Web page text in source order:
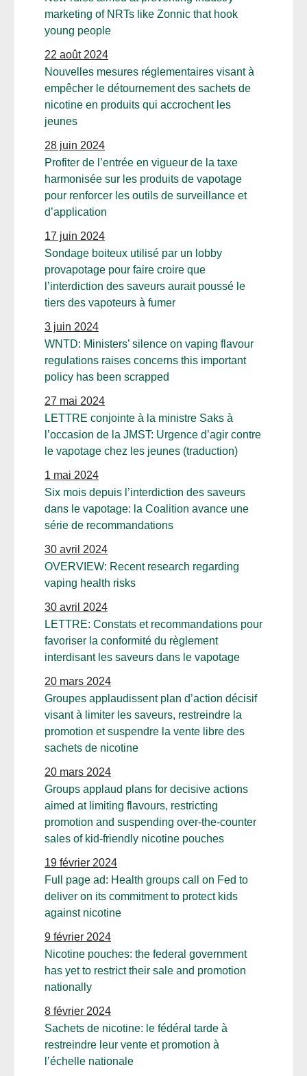
marketing of NRTs like Zonnic that hook
young people
22 août 2024
Nouvelles mesures réglementaires visant à
empêcher le détournement des sachets de
nicotine en produits qui accrochent les
jeunes
28 juin 2024
Profiter de l’entrée en vigueur de la taxe
harmonisée sur les produits de vapotage
pour renforcer les outils de surveillance et
d’application
17 juin 2024
Sondage boiteux utilisé par un lobby
provapotage pour faire croire que
l’interdiction des saveurs aurait poussé le
tiers des vapoteurs à fumer
3 juin 2024
WNTD: Ministers’ silence on vaping flavour
regulations raises concerns this important
policy has been scrapped
27 mai 2024
LETTRE conjointe à la ministre Saks à
l’occasion de la JMST: Urgence d’agir contre
le vapotage chez les jeunes (traduction)
1 mai 2024
Six mois depuis l’interdiction des saveurs
dans le vapotage: la Coalition avance une
série de recommandations
30 avril 2024
OVERVIEW: Recent research regarding
vaping health risks
30 avril 2024
LETTRE: Constats et recommandations pour
favoriser la conformité du règlement
interdisant les saveurs dans le vapotage
20 mars 2024
Groupes applaudissent plan d’action décisif
visant à limiter les saveurs, restreindre la
promotion et suspendre la vente libre des
sachets de nicotine
20 mars 2024
Groups applaud plans for decisive actions
aimed at limiting flavours, restricting
promotion and suspending over-the-counter
sales of kid-friendly nicotine pouches
19 février 2024
Full page ad: Health groups call on Fed to
deliver on its commitment to protect kids
against nicotine
9 février 2024
Nicotine pouches: the federal government
has yet to restrict their sale and promotion
nationally
8 février 2024
Sachets de nicotine: le fédéral tarde à
restreindre leur vente et promotion à
l’échelle nationale